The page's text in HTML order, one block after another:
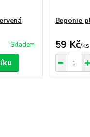
Skladem
Begonie
59 Kč/ks